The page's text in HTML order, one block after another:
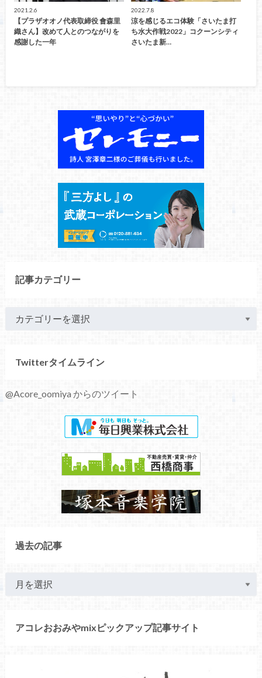
2021.2.6
【プラザオオノ代表取締役 會森里
織さん】改めて人とのつながりを
感謝した一年
2022.7.8
涼を感じるエコ体験「さいたま打
ち水大作戦2022」コクーンシティ
さいたま新…
記事カテゴリー
Twitterタイムライン
@Acore_oomiya からのツイート
過去の記事
アコレおおみやmixピックアップ記事サイト